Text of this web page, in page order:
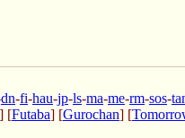
dn-fi-hau-jp-ls-ma-me-rm-sos-
] [Futaba] [Gurochan] [